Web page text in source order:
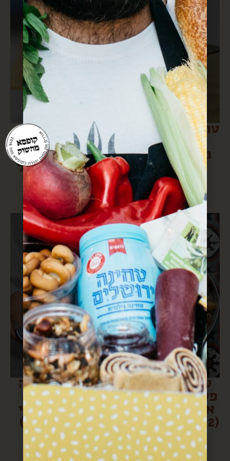
שטרודל
פטריות, עם
פירה וירוקים
(ומחשבות על
החיים)
טראפלס תמרים
וטחינה עם
בננות וקשיו-
אמאלה!
קציצות פירה
וירק (או:
הכפיתות הכי
מהירות שלי)
עוף ואורז עם
פטריות ותפוחי
אדמה שרופים
(2 דקות עבודה)